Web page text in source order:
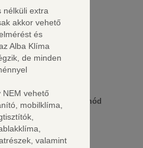
Csendesített üzemmód
nélküli extra
akkor vehető
és
Alba Klíma
de minden
NEM vehető
mobilklíma,
valamint